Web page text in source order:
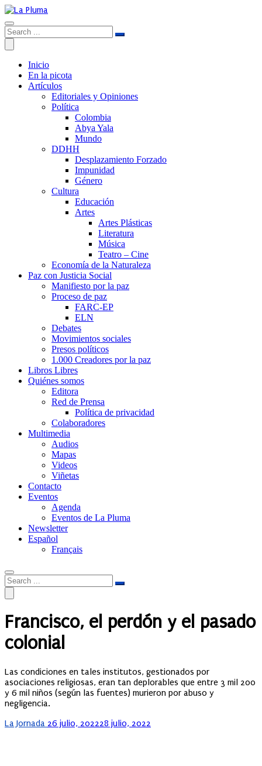
Inicio
En la picota
Artículos
Editoriales y Opiniones
Política
Colombia
Abya Yala
Mundo
DDHH
Desplazamiento Forzado
Impunidad
Género
Cultura
Educación
Artes
Artes Plásticas
Literatura
Música
Teatro – Cine
Economía de la Naturaleza
Paz con Justicia Social
Manifiesto por la paz
Proceso de paz
FARC-EP
ELN
Debates
Movimientos sociales
Presos políticos
1.000 Creadores por la paz
Libros Libres
Quiénes somos
Editora
Red de Prensa
Política de privacidad
Colaboradores
Multimedia
Audios
Mapas
Videos
Viñetas
Contacto
Eventos
Agenda
Eventos de La Pluma
Newsletter
Español
Français
Francisco, el perdón y el pasado
colonial
Las condiciones en tales institutos, gestionados por
asociaciones religiosas, eran tan deplorables que entre 3 mil 200
y 6 mil niños (según las fuentes) murieron por abuso y
negligencia.
La Jornada Posted
26 julio, 202228 julio, 2022